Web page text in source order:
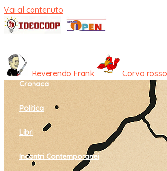
Vai al contenuto
Cultura e società
Cronaca
Politica
Libri
Incontri Contemporanei
Reverendo Frank Corvo rosso